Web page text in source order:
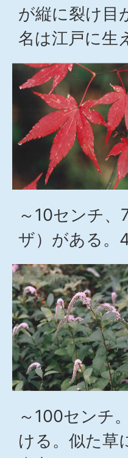
が縦に裂け目
名は江戸に生
～10センチ
ザ）がある。
～100センチ
ける。似た草